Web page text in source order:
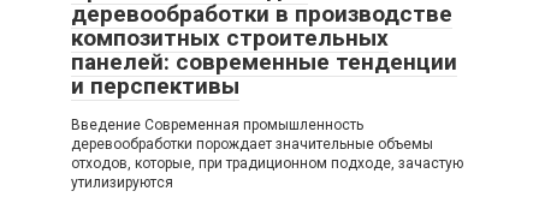
деревообработки в производстве
композитных строительных
панелей: современные тенденции
и перспективы
Введение Современная промышленность
деревообработки порождает значительные объемы
отходов, которые, при традиционном подходе, зачастую
утилизируются